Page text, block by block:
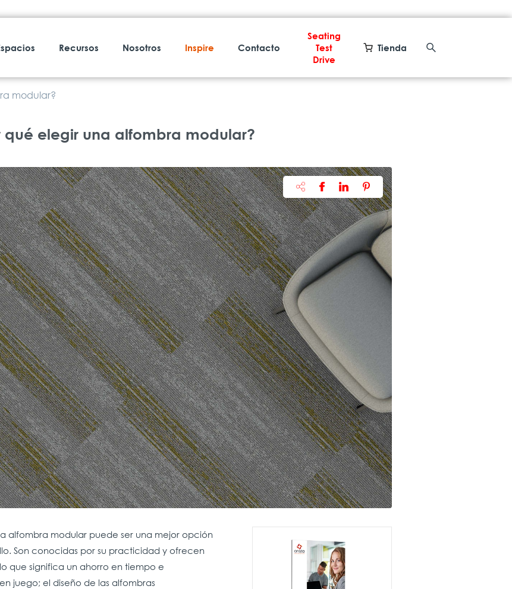
Recursos Nosotros Inspire Contacto
Seating
Test
Drive
Tienda
modular?
qué elegir una alfombra modular?
alfombra modular puede ser una mejor opción
Son conocidas por su practicidad y ofrecen
que significa un ahorro en tiempo e
juego; el diseño de las alfombras